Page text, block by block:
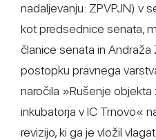
nadaljevanju: ZPVPJN) v
kot predsednice senata,
članice senata in Andraža
postopku pravnega
naročila »Rušenje
inkubatorja v IC Trnovo«
revizijo, ki ga je vložil